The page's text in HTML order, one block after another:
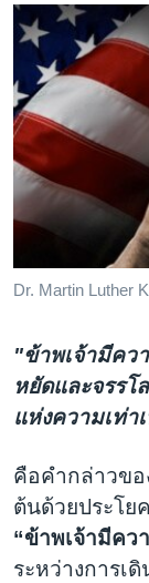
หลัก
ข้าม
ไป
การ
ค้นหา
ธุรกิจ
วิทยาศาสตร์
สังคมและสุขภาพ
ไลฟ์สไตล์
ตรวจสอบข่าว
เรียนรู้ภาษาอัง
เลือกภาษา
Dr. Martin Luther
"ข้าพเจ้ามีคว
หยัดและจรร
แห่งความเท่
คือคำกล่าวขอ
ต้นด้วยประโย
“ข้าพเจ้ามีคว
ระหว่างการเ